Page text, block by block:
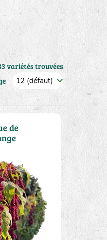
variétés trouvées
de